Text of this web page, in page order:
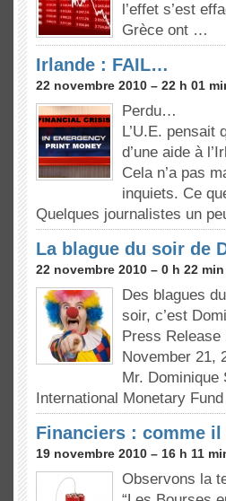
l’effet s’est
Grèce ont …
Irlande : FAIL…
22 novembre 2010 – 22 h 01
Perdu…
L’U.E. pensait
d’une aide à
Cela n’a pas
inquiets. Ce
Quelques journalistes un
La blague du soir de
22 novembre 2010 – 0 h 22 min
Des blagues
soir, c’est
Press Release
November 21,
Mr. Dominique
International Monetary
Financiers : comme
19 novembre 2010 – 16 h 11
Observons la